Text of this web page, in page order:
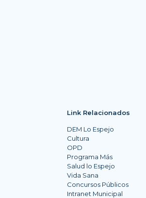
Link Relacionados
DEM Lo Espejo
Cultura
OPD
Programa Más
Salud lo Espejo
Vida Sana
Concursos Públicos
Intranet Municipal